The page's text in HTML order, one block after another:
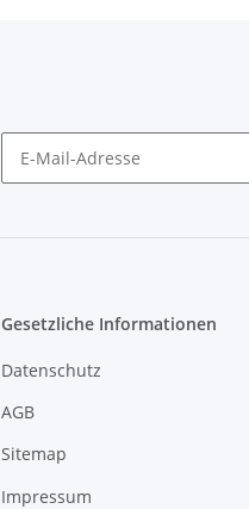
Gesetzliche Informationen
Datenschutz
AGB
Sitemap
Impressum